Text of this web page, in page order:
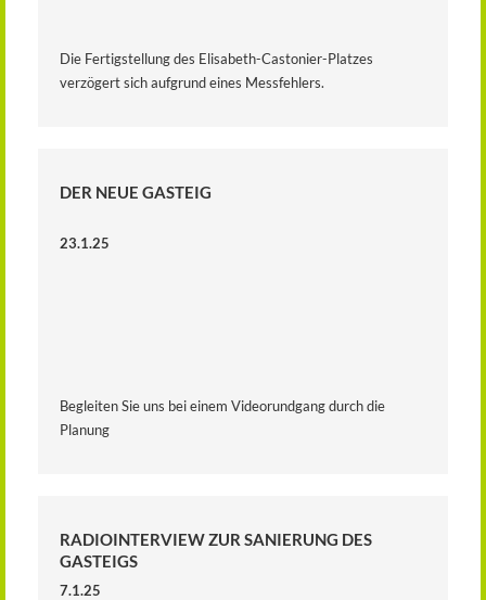
Die Fertigstellung des Elisabeth-Castonier-Platzes
verzögert sich aufgrund eines Messfehlers.
DER NEUE GASTEIG
23.1.25
Begleiten Sie uns bei einem Videorundgang durch die
Planung
RADIOINTERVIEW ZUR SANIERUNG DES
GASTEIGS
7.1.25